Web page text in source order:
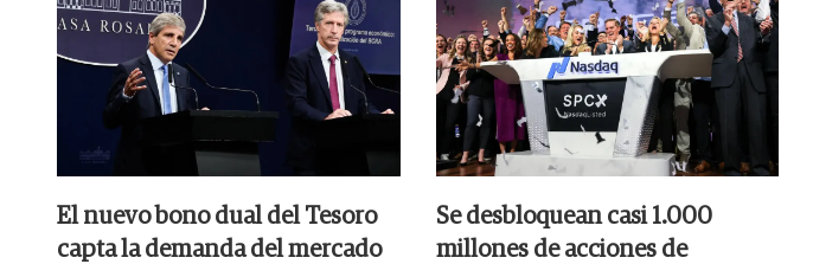
El nuevo bono dual del Tesoro
capta la demanda del mercado
Se desbloquean casi 1.000
millones de acciones de